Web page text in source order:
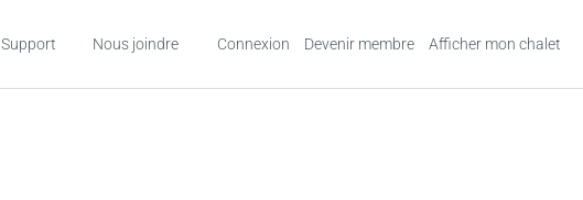
Support Nous joindre Connexion Devenir membre Afficher mon chalet